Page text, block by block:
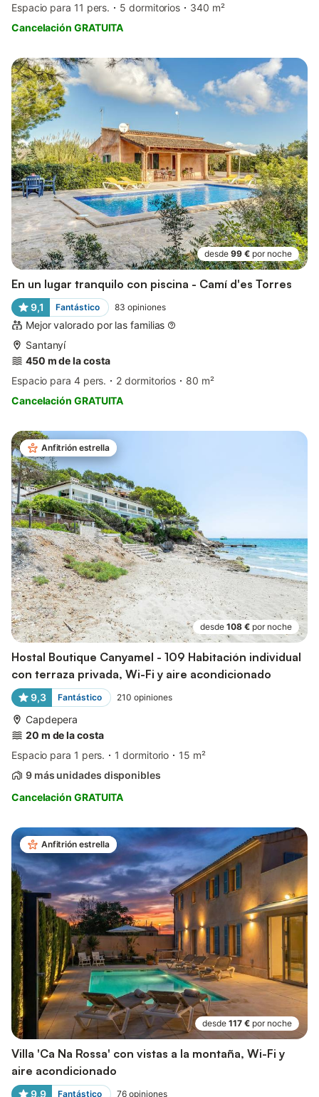
Espacio para 11 pers.
5 dormitorios
340 m²
Cancelación GRATUITA
desde 99 € por noche
En un lugar tranquilo con piscina - Camí d'es Torres
9,1 Fantástico 83 opiniones
Mejor valorado por las familias
Santanyí
450 m de la costa
Espacio para 4 pers.
2 dormitorios
80 m²
Cancelación GRATUITA
Anfitrión estrella
desde 108 € por noche
Hostal Boutique Canyamel - 109 Habitación individual
con terraza privada, Wi-Fi y aire acondicionado
9,3 Fantástico 210 opiniones
Capdepera
20 m de la costa
Espacio para 1 pers.
1 dormitorio
15 m²
9 más unidades disponibles
Cancelación GRATUITA
Anfitrión estrella
desde 117 € por noche
Villa 'Ca Na Rossa' con vistas a la montaña, Wi-Fi y
aire acondicionado
9,9 Fantástico 76 opiniones